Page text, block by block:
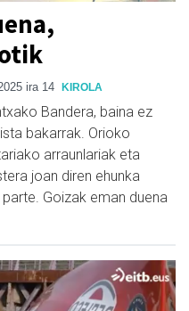
ira 14 KIROLA
Bandera, baina ez
bakarrak. Orioko
arraunlariak eta
joan diren ehunka
Goizak eman duena